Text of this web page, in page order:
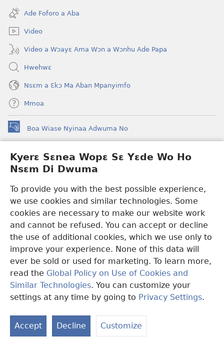
Kyerɛ Sɛnea Wopɛ Sɛ Yɛde Wo Ho
Nsɛm Di Dwuma
To provide you with the best possible experience,
we use cookies and similar technologies. Some
cookies are necessary to make our website work
and cannot be refused. You can accept or decline
the use of additional cookies, which we use only to
improve your experience. None of this data will
ever be sold or used for marketing. To learn more,
read the Global Policy on Use of Cookies and
Similar Technologies. You can customize your
settings at any time by going to Privacy Settings.
Accept Decline Customize
new
window)
Ade Foforo a Aba
Video
Video a Wɔayɛ Ama Wɔn a Wɔnhu Ade Papa
Hwehwɛ
Nsɛm a Ɛkɔ Ma Aban Mpanyimfo
Mmoa
Boa Wiase Nyinaa Adwuma No
(opens
new
window)
Ɔwɛn-Aban INTANƐT SO NHOMAKORABEA™
(opens
new
new
window)JW LibraryApp
Watchtower Library
Copyright© 2026 Watch Tower Bible and Tract Society of Pennsylvania.
WƐBSAET NO HO NHYEHYƐE|SƐNEA YƐDE WO HO NSƐM DI
DWUMA|KYERƐ SƐNEA WOPƐ SƐ YƐDE WO HO NSƐM DI
DWUMA